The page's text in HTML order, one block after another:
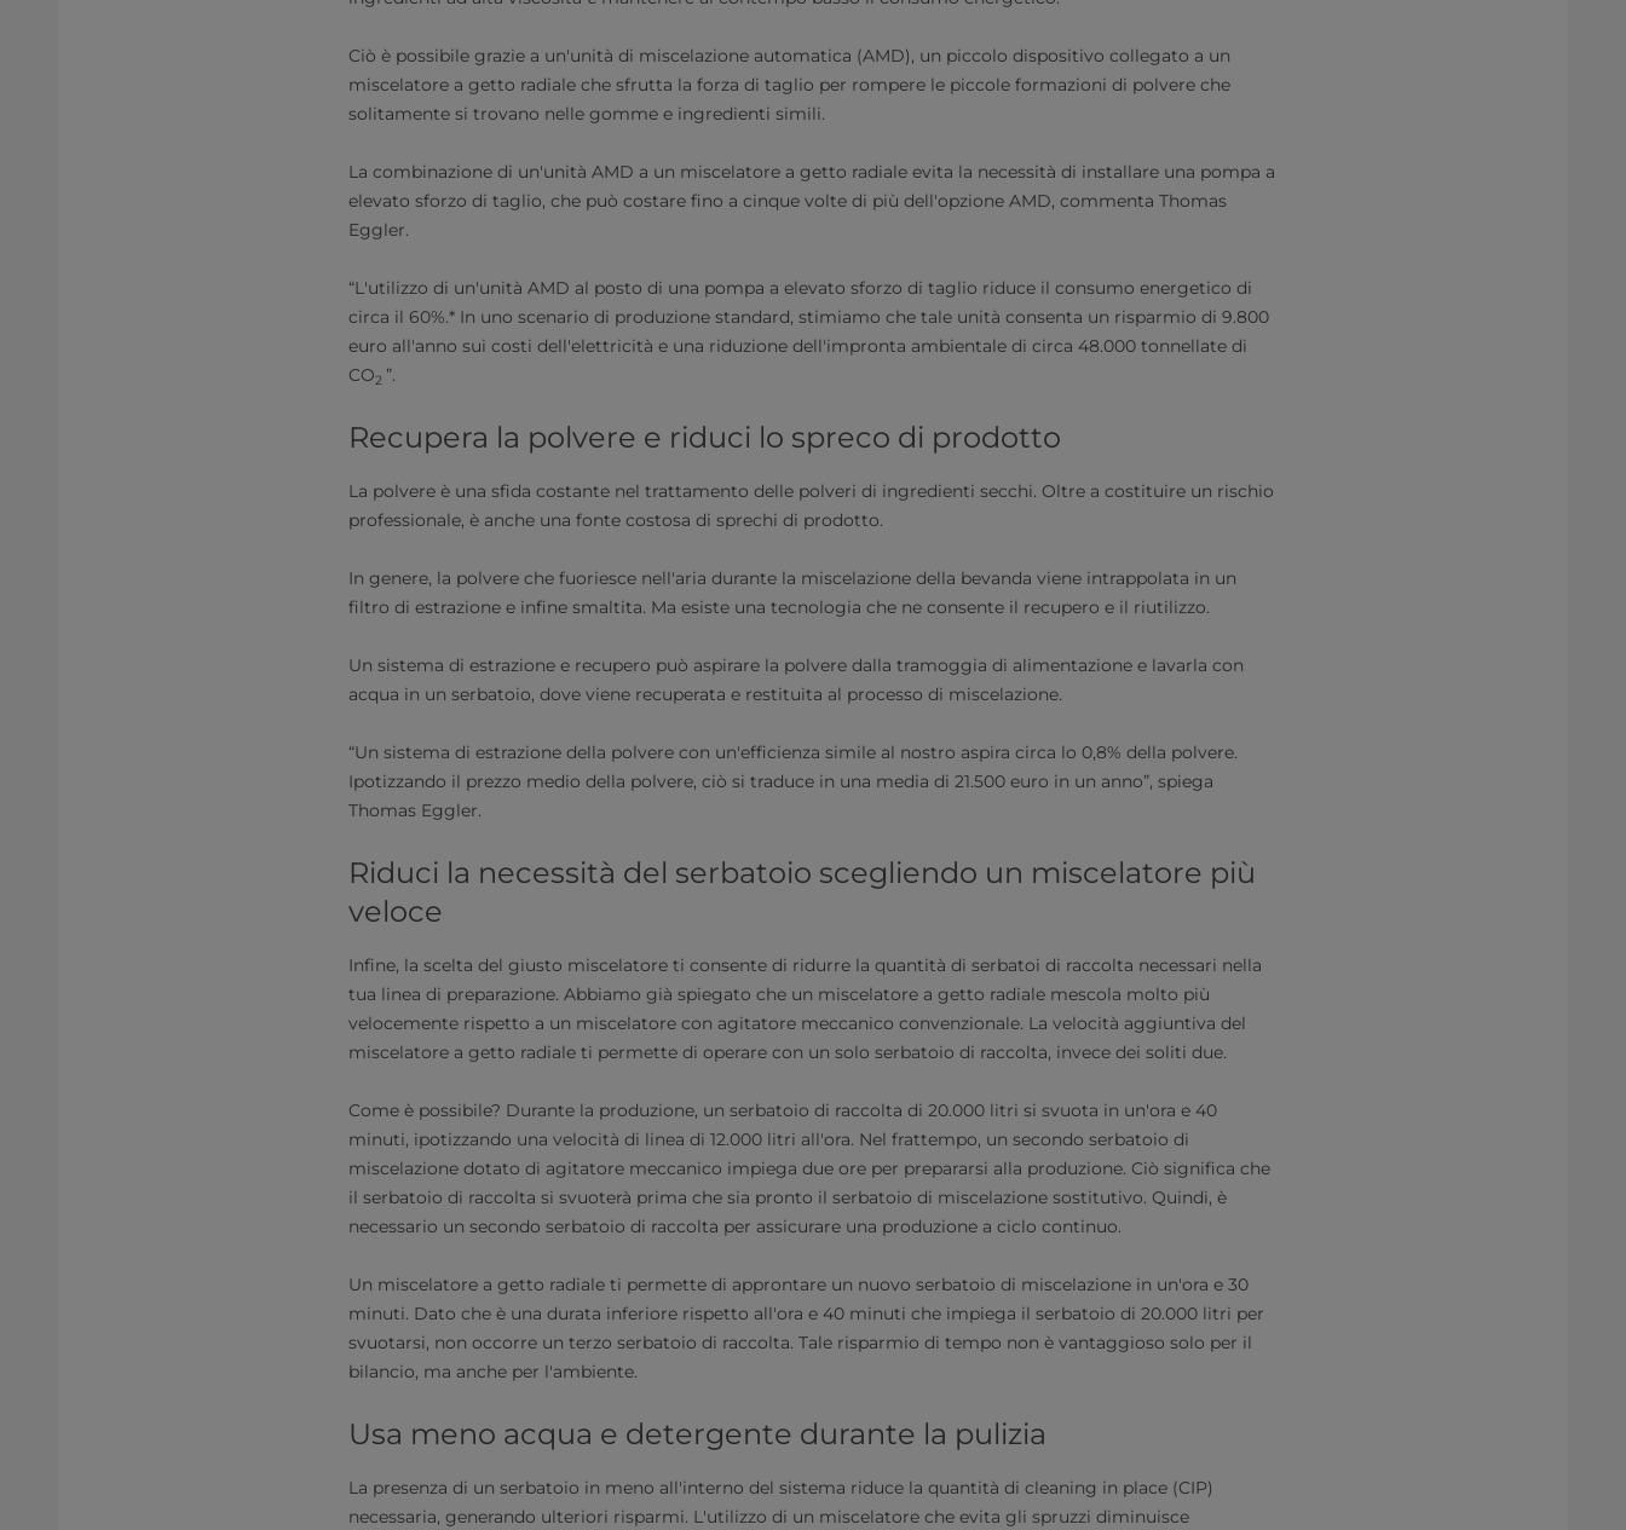
Ciò è possibile grazie a un'unità di miscelazione automatica (AMD), un piccolo dispositivo collegato a un
miscelatore a getto radiale che sfrutta la forza di taglio per rompere le piccole formazioni di polvere che
solitamente si trovano nelle gomme e ingredienti simili.
La combinazione di un'unità AMD a un miscelatore a getto radiale evita la necessità di installare una pompa a
elevato sforzo di taglio, che può costare fino a cinque volte di più dell'opzione AMD, commenta Thomas
Eggler.
“L'utilizzo di un'unità AMD al posto di una pompa a elevato sforzo di taglio riduce il consumo energetico di
circa il 60%.* In uno scenario di produzione standard, stimiamo che tale unità consenta un risparmio di 9.800
euro all'anno sui costi dell'elettricità e una riduzione dell'impronta ambientale di circa 48.000 tonnellate di
CO2 ”.
Recupera la polvere e riduci lo spreco di prodotto
La polvere è una sfida costante nel trattamento delle polveri di ingredienti secchi. Oltre a costituire un rischio
professionale, è anche una fonte costosa di sprechi di prodotto.
In genere, la polvere che fuoriesce nell'aria durante la miscelazione della bevanda viene intrappolata in un
filtro di estrazione e infine smaltita. Ma esiste una tecnologia che ne consente il recupero e il riutilizzo.
Un sistema di estrazione e recupero può aspirare la polvere dalla tramoggia di alimentazione e lavarla con
acqua in un serbatoio, dove viene recuperata e restituita al processo di miscelazione.
“Un sistema di estrazione della polvere con un'efficienza simile al nostro aspira circa lo 0,8% della polvere.
Ipotizzando il prezzo medio della polvere, ciò si traduce in una media di 21.500 euro in un anno”, spiega
Thomas Eggler.
Riduci la necessità del serbatoio scegliendo un miscelatore più
veloce
Infine, la scelta del giusto miscelatore ti consente di ridurre la quantità di serbatoi di raccolta necessari nella
tua linea di preparazione. Abbiamo già spiegato che un miscelatore a getto radiale mescola molto più
velocemente rispetto a un miscelatore con agitatore meccanico convenzionale. La velocità aggiuntiva del
miscelatore a getto radiale ti permette di operare con un solo serbatoio di raccolta, invece dei soliti due.
Come è possibile? Durante la produzione, un serbatoio di raccolta di 20.000 litri si svuota in un'ora e 40
minuti, ipotizzando una velocità di linea di 12.000 litri all'ora. Nel frattempo, un secondo serbatoio di
miscelazione dotato di agitatore meccanico impiega due ore per prepararsi alla produzione. Ciò significa che
il serbatoio di raccolta si svuoterà prima che sia pronto il serbatoio di miscelazione sostitutivo. Quindi, è
necessario un secondo serbatoio di raccolta per assicurare una produzione a ciclo continuo.
Un miscelatore a getto radiale ti permette di approntare un nuovo serbatoio di miscelazione in un'ora e 30
minuti. Dato che è una durata inferiore rispetto all'ora e 40 minuti che impiega il serbatoio di 20.000 litri per
svuotarsi, non occorre un terzo serbatoio di raccolta. Tale risparmio di tempo non è vantaggioso solo per il
bilancio, ma anche per l'ambiente.
Usa meno acqua e detergente durante la pulizia
La presenza di un serbatoio in meno all'interno del sistema riduce la quantità di cleaning in place (CIP)
necessaria, generando ulteriori risparmi. L'utilizzo di un miscelatore che evita gli spruzzi diminuisce